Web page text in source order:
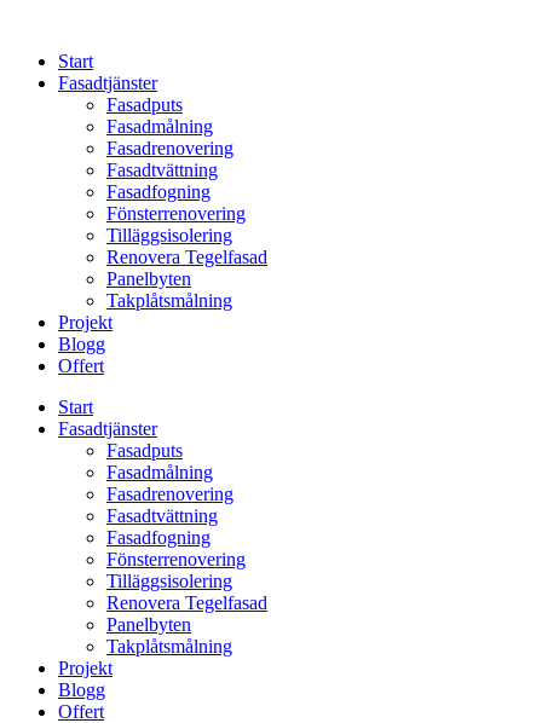
contentStart
Fasadtjänster
Fasadputs
Fasadmålning
Fasadrenovering
Fasadtvättning
Fasadfogning
Fönsterrenovering
Tilläggsisolering
Renovera Tegelfasad
Panelbyten
Takplåtsmålning
Projekt
Blogg
Offert
Start
Fasadtjänster
Fasadputs
Fasadmålning
Fasadrenovering
Fasadtvättning
Fasadfogning
Fönsterrenovering
Tilläggsisolering
Renovera Tegelfasad
Panelbyten
Takplåtsmålning
Projekt
Blogg
Offert